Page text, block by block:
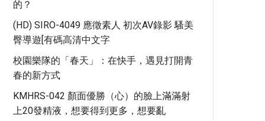
的？
(HD) SIRO-4049 應徵素人 初次AV錄影 騷美
臀導遊[有碼高清中文字
校園樂隊的「春天」：在快手，遇見打開青
春的新方式
KMHRS-042 顏面優勝（心）的臉上滿滿射
上20發精液，想要得到更多，想要亂